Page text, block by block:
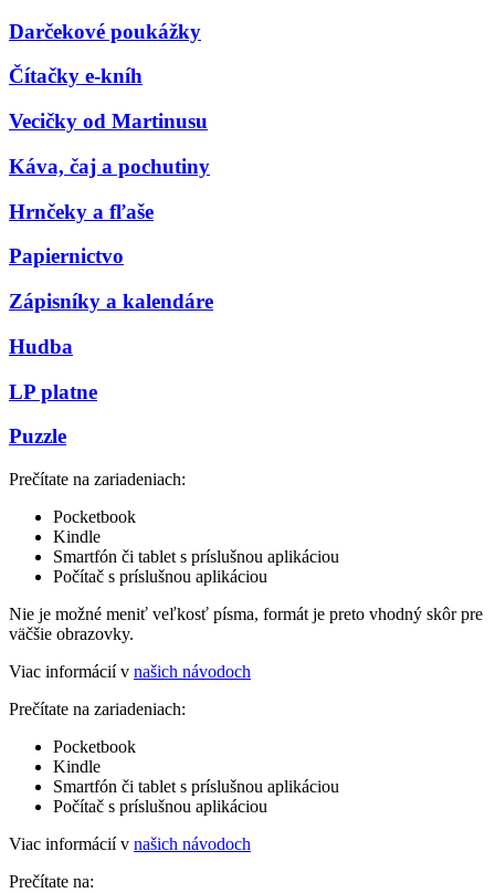
Darčekové poukážky
Čítačky e-kníh
Vecičky od Martinusu
Káva, čaj a pochutiny
Hrnčeky a fľaše
Papiernictvo
Zápisníky a kalendáre
Hudba
LP platne
Puzzle
Prečítate na zariadeniach:
Pocketbook
Kindle
Smartfón či tablet s príslušnou aplikáciou
Počítač s príslušnou aplikáciou
Nie je možné meniť veľkosť písma, formát je preto vhodný skôr pre
väčšie obrazovky.
Viac informácií v našich návodoch
Prečítate na zariadeniach:
Pocketbook
Kindle
Smartfón či tablet s príslušnou aplikáciou
Počítač s príslušnou aplikáciou
Viac informácií v našich návodoch
Prečítate na: